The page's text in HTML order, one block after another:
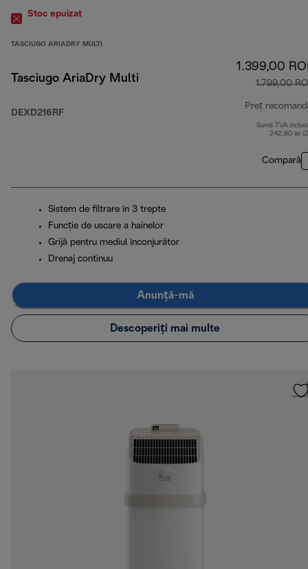
Stoc epuizat
TASCIUGO ARIADRY MULTI
Tasciugo AriaDry Multi
DEXD216RF
1.399,00
1.799,00
Preț
Sumă TVA
242,80 lei
Compară
Sistem de filtrare în 3 trepte
Funcție de uscare a hainelor
Grijă pentru mediul înconjurător
Drenaj continuu
Anunță-mă
Descoperiți mai multe